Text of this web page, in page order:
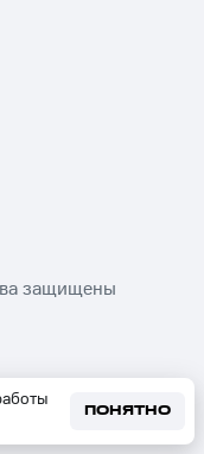
ПОНЯТНО
защищены